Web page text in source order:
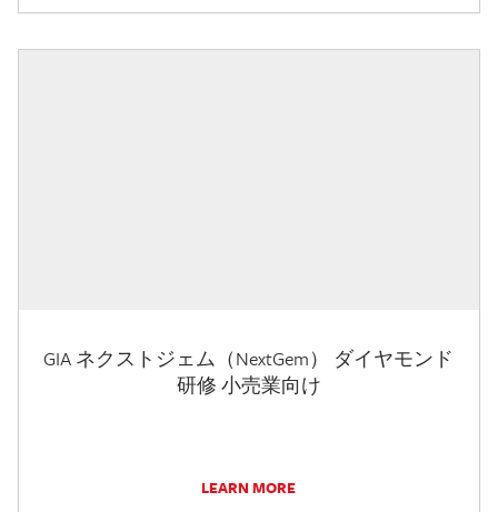
GIA ネクストジェム（NextGem） ダイヤモンド
研修 小売業向け
LEARN MORE